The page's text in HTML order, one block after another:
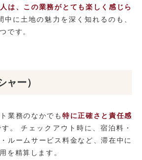
は、この業務がとても楽しく感じら
中に土地の魅力を深く知れるのも、
です。
ャー）
業務のなかでも 特に正確さと責任感
す。 チェックアウト時に、宿泊料・
ルームサービス料金など、滞在中に
を精算します。